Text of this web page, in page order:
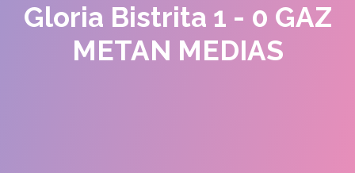
Gloria Bistrita 1 - 0 GAZ
METAN MEDIAS